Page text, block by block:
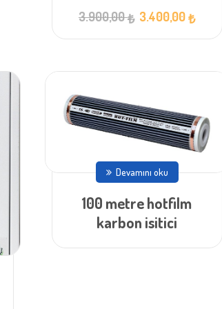
3.900,00₺
Orijinal
fiyat:
3.400,00₺andaki
Devamını oku
100 metre hotfilm
karbon isitici